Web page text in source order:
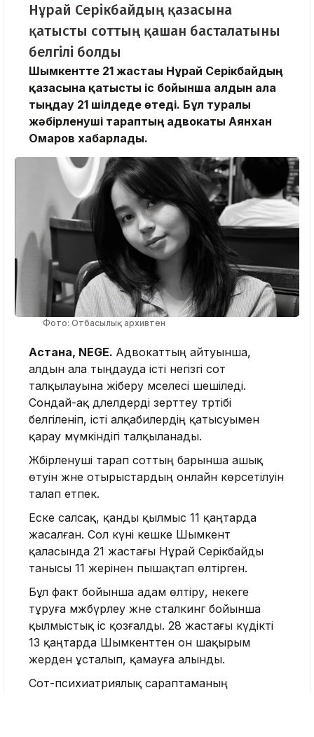
Нұрай Серікбайдың қазасына
қатысты соттың қашан басталатыны
белгілі болды
Шымкентте 21 жастағы Нұрай Серікбайдың
қазасына қатысты іс бойынша алдын ала
тыңдау 21 шілдеде өтеді. Бұл туралы
жәбірленуші тараптың адвокаты Аянхан
Омаров хабарлады.
Фото: Отбасылық архивтен
Астана, NEGE. Адвокаттың айтуынша,
алдын ала тыңдауда істі негізгі сот
талқылауына жіберу мәселесі шешіледі.
Сондай-ақ дәлелдерді зерттеу тәртібі
белгіленіп, істі алқабилердің қатысуымен
қарау мүмкіндігі талқыланады.
Жәбірленуші тарап соттың барынша ашық
өтуін және отырыстардың онлайн көрсетілуін
талап етпек.
Еске салсақ, қанды қылмыс 11 қаңтарда
жасалған. Сол күні кешке Шымкент
қаласында 21 жастағы Нұрай Серікбайды
танысы 11 жерінен пышақтап өлтірген.
Бұл факт бойынша адам өлтіру, некеге
тұруға мәжбүрлеу және сталкинг бойынша
қылмыстық іс қозғалды. 28 жастағы күдікті
13 қаңтарда Шымкенттен он шақырым
жерден ұсталып, қамауға алынды.
Сот-психиатриялық сараптаманың